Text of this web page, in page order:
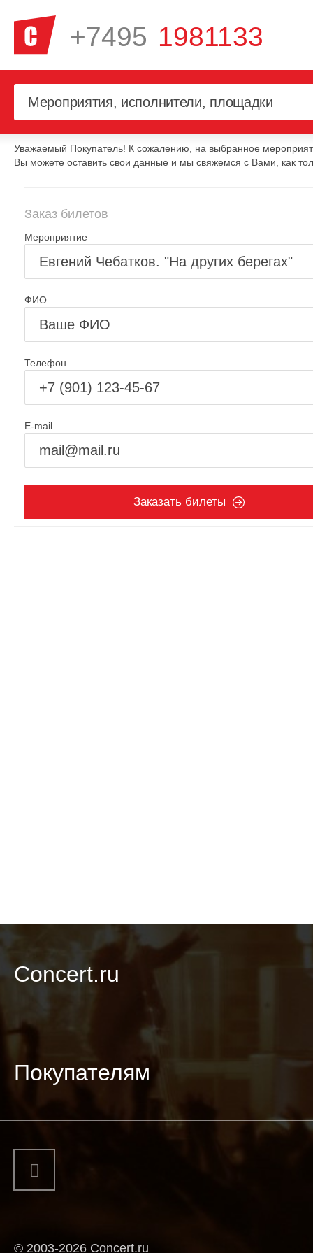
+7495 1981133
Уважаемый Покупатель! К сожалению, на выбранное
Вы можете оставить свои данные и мы свяжемся с Вами, как
Заказ билетов
Мероприятие
ФИО
Телефон
E-mail
Заказать билеты
Concert.ru
Покупателям
© 2003-2026 Concert.ru